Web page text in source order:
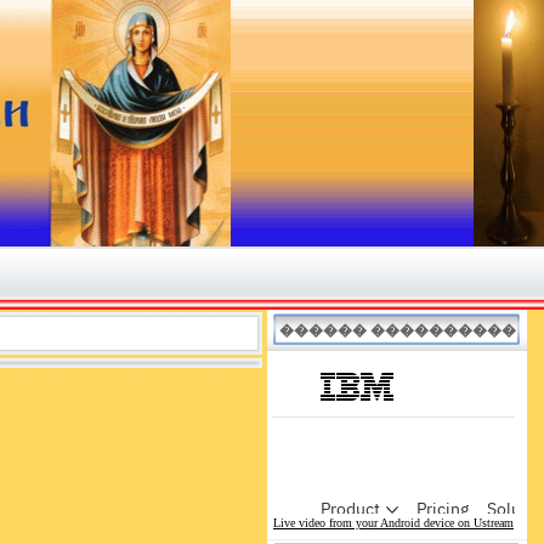
������ ����������
Live video from your Android device on Ustream